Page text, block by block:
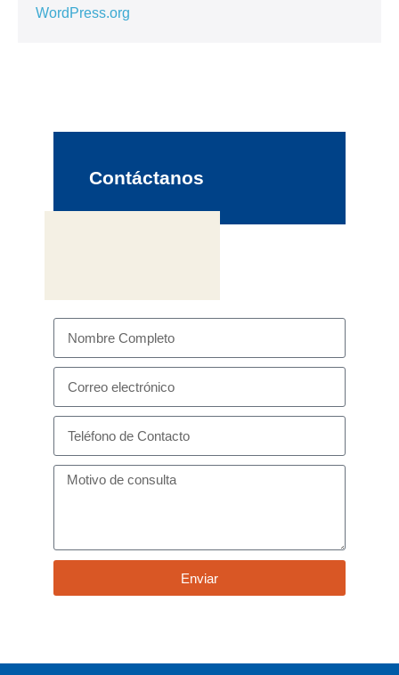
WordPress.org
Contáctanos
Enviar